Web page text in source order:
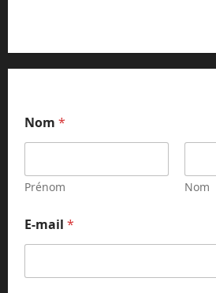
Nom *
Prénom Nom
o
u
-
E-mail *